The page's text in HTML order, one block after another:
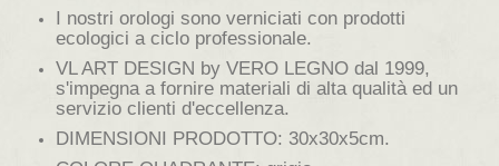
I nostri orologi sono verniciati con prodotti
ecologici a ciclo professionale.
VL ART DESIGN by VERO LEGNO dal 1999,
s'impegna a fornire materiali di alta qualità ed un
servizio clienti d'eccellenza.
DIMENSIONI PRODOTTO: 30x30x5cm.